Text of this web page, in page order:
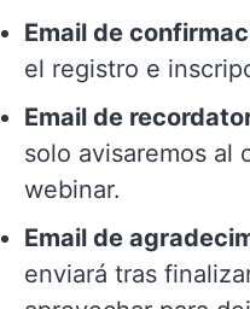
Email de
el registro e
Email de
solo avisaremos al
webinar.
Email de
enviará tras